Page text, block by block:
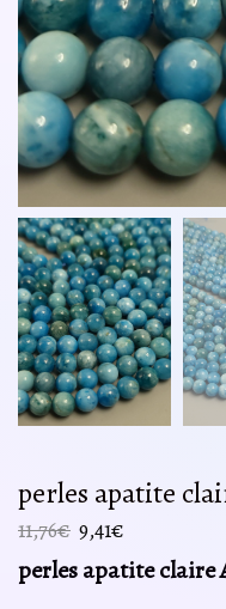
perles apatite
11,76€ Le
initial
9,41€
actuel
perles apatite claire